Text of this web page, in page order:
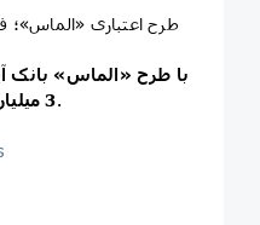
طرح اعتباری «الماس»؛
با طرح «الماس» بانک
3 میلیارد ریال تسهیلات دریافت کنید.